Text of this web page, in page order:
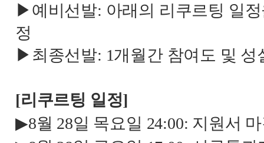
▶예비선발: 아래의 리쿠르팅 일
정
▶최종선발: 1개월간 참여도 및
[리쿠르팅 일정]
▶8월 28일 목요일 24:00: 지원서